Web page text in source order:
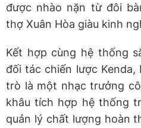
được nhào nặn từ đôi
thợ Xuân Hòa giàu kinh
Kết hợp cùng hệ thống
đối tác chiến lược
trò là một nhạc trưởng
khâu tích hợp hệ thống
quản lý chất lượng hoàn